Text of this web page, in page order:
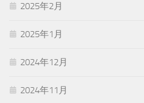
2025年2月
2025年1月
2024年12月
2024年11月